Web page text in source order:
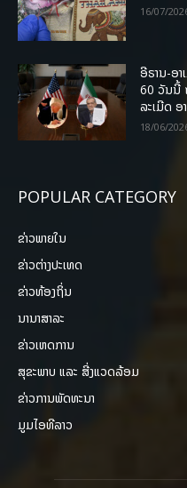
16/07/
ອີຣານ-ອາ
60 ວັນນີ້
ລະເມີດ ອ
18/06/
POPULAR CATEGORY
ຂ່າວພາຍ​ໃນ
ຂ່າວຕ່າງປະເທດ
ຂ່າວທ້ອງຖິ່ນ
ນານາສາລະ
ຂ່າວເຫດການ
ສຸຂະພາບ ແລະ ສີ່ງແວດລ້ອມ
ຂ່າວການພັດທະນາ
ມູມໄອທີລາວ